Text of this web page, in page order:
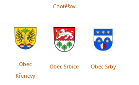
Chotěšov
Obec
Křenovy
Obec Srbice Obec Srby